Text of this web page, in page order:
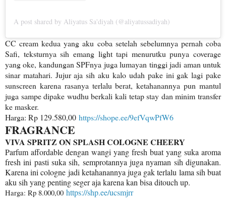
A post shared by Aliyatus Sa'diyah (@aliyatussadiyah)
CC cream kedua yang aku coba setelah sebelumnya pernah coba
Safi, teksturnya sih emang light tapi menurutku punya coverage
yang oke, kandungan SPFnya juga lumayan tinggi jadi aman untuk
sinar matahari. Jujur aja sih aku kalo udah pake ini gak lagi pake
sunscreen karena rasanya terlalu berat, ketahanannya pun mantul
juga sampe dipake wudhu berkali kali tetap stay dan minim transfer
ke masker.
Harga: Rp 129.580,00 https://shope.ee/9efVqwPfW6
FRAGRANCE
VIVA SPRITZ ON SPLASH COLOGNE CHEERY
Parfum affordable dengan wangi yang fresh buat yang suka aroma
fresh ini pasti suka sih, semprotannya juga nyaman sih digunakan.
Karena ini cologne jadi ketahanannya juga gak terlalu lama sih buat
aku sih yang penting seger aja karena kan bisa ditouch up.
Harga: Rp 8.000,00 https://shp.ee/ucsmjrr